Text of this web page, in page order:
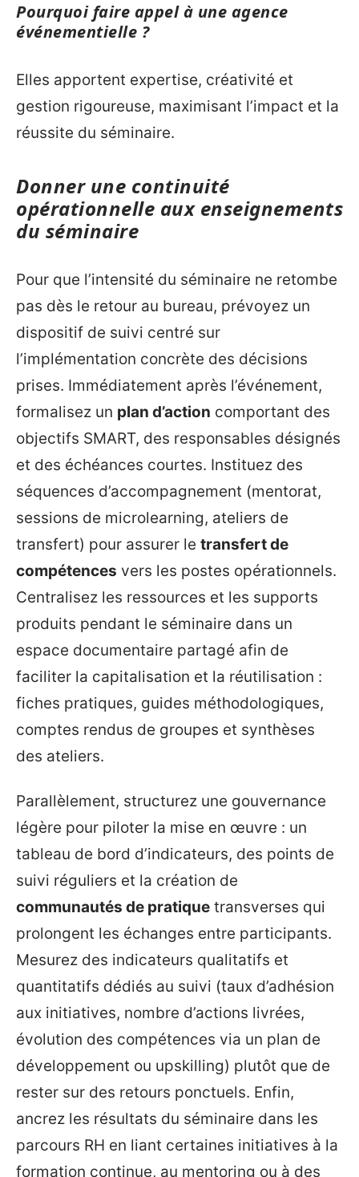
Pourquoi faire appel à une agence
événementielle ?
Elles apportent expertise, créativité et
gestion rigoureuse, maximisant l’impact et la
réussite du séminaire.
Donner une continuité
opérationnelle aux enseignements
du séminaire
Pour que l’intensité du séminaire ne retombe
pas dès le retour au bureau, prévoyez un
dispositif de suivi centré sur
l’implémentation concrète des décisions
prises. Immédiatement après l’événement,
formalisez un plan d’action comportant des
objectifs SMART, des responsables désignés
et des échéances courtes. Instituez des
séquences d’accompagnement (mentorat,
sessions de microlearning, ateliers de
transfert) pour assurer le transfert de
compétences vers les postes opérationnels.
Centralisez les ressources et les supports
produits pendant le séminaire dans un
espace documentaire partagé afin de
faciliter la capitalisation et la réutilisation :
fiches pratiques, guides méthodologiques,
comptes rendus de groupes et synthèses
des ateliers.
Parallèlement, structurez une gouvernance
légère pour piloter la mise en œuvre : un
tableau de bord d’indicateurs, des points de
suivi réguliers et la création de
communautés de pratique transverses qui
prolongent les échanges entre participants.
Mesurez des indicateurs qualitatifs et
quantitatifs dédiés au suivi (taux d’adhésion
aux initiatives, nombre d’actions livrées,
évolution des compétences via un plan de
développement ou upskilling) plutôt que de
rester sur des retours ponctuels. Enfin,
ancrez les résultats du séminaire dans les
parcours RH en liant certaines initiatives à la
formation continue, au mentoring ou à des